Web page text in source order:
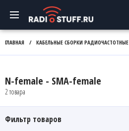
ГЛАВНАЯ / КАБЕЛЬНЫЕ СБОРКИ РАДИОЧАСТОТНЫЕ
N-female - SMA-female
2 товара
Фильтр товаров